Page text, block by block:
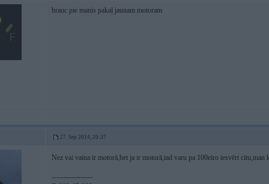
brauc pie manis pakaļ jaunam motoram
27. Sep 2014, 20:37
Nez vai vaina ir motorā,bet ja ir motorā,tad varu pa 100eiro iesvērt citu,man
-----------------